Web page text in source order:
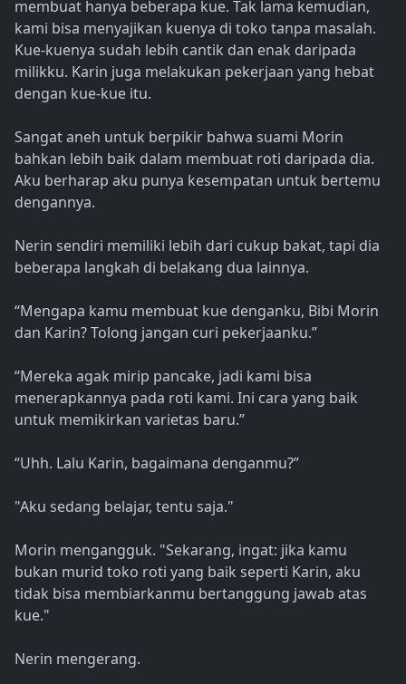
membuat hanya beberapa kue. Tak lama kemudian,
kami bisa menyajikan kuenya di toko tanpa masalah.
Kue-kuenya sudah lebih cantik dan enak daripada
milikku. Karin juga melakukan pekerjaan yang hebat
dengan kue-kue itu.
Sangat aneh untuk berpikir bahwa suami Morin
bahkan lebih baik dalam membuat roti daripada dia.
Aku berharap aku punya kesempatan untuk bertemu
dengannya.
Nerin sendiri memiliki lebih dari cukup bakat, tapi dia
beberapa langkah di belakang dua lainnya.
“Mengapa kamu membuat kue denganku, Bibi Morin
dan Karin? Tolong jangan curi pekerjaanku.”
“Mereka agak mirip pancake, jadi kami bisa
menerapkannya pada roti kami. Ini cara yang baik
untuk memikirkan varietas baru.”
“Uhh. Lalu Karin, bagaimana denganmu?”
"Aku sedang belajar, tentu saja."
Morin mengangguk. "Sekarang, ingat: jika kamu
bukan murid toko roti yang baik seperti Karin, aku
tidak bisa membiarkanmu bertanggung jawab atas
kue."
Nerin mengerang.